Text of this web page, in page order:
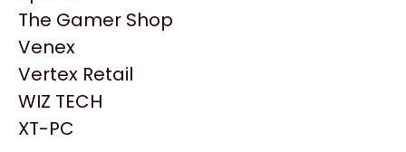
Sandisk
Sapphire
Seagate
Sentey
Solarmax
The Gamer Shop
Venex
Vertex Retail
WIZ TECH
XT-PC
MAX TECNO
HP DLT CLEANING
$12.184